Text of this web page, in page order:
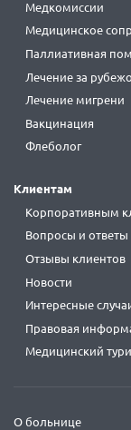
Медкомиссии
Медицинское
Паллиативная
Лечение за
Лечение мигрени
Вакцинация
Флеболог
Клиентам
Корпоративным
Вопросы и ответы
Отзывы клиентов
Новости
Интересные
Правовая
Медицинский
О больнице